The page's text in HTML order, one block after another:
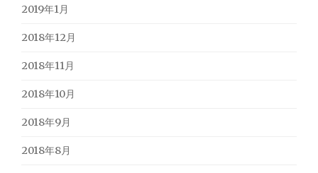
2019年1月
2018年12月
2018年11月
2018年10月
2018年9月
2018年8月